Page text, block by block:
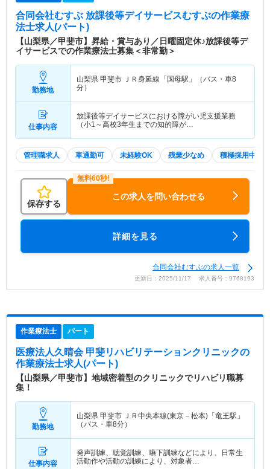
合同会社むすぶ 放課後等デイサービスむすぶの作業療
法士求人(パート)
【山梨県／甲斐市】昇給・賞与あり／日曜固定休♪放課後等デ
イサービスでの作業療法士募集＜非常勤＞
勤務地
山梨県 甲斐市 ＪＲ身延線「国母駅」（バス・車8
分）
仕事内容
放課後等デイサービスにおける障がい児支援業務
（小1～高校3年生までの知的障が…
管理職求人 車通勤可 未経験OK 残業少なめ 積極採用中
保存する
この求人を問い合わせる
詳細を見る
合同会社むすぶの求人一覧
更新日：2025/11/17 求人番号：9768193
作業療法士 パート
医療法人久晴会 甲斐リハビリテーションクリニックの
作業療法士求人(パート)
【山梨県／甲斐市】地域密着型のクリニックでリハビリ職募
集！
勤務地
山梨県 甲斐市 ＪＲ中央本線(東京－松本)「竜王駅」
（バス・車8分）
仕事内容
発声訓練、聴覚訓練、嚥下訓練などにより、日常生
活動作や活動の訓練により、対象者…